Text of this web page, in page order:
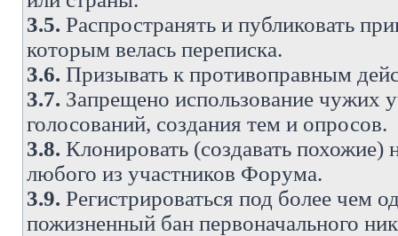
3.5. Распространять и публиковать
которым велась переписка.
3.6. Призывать к противоправным
3.7. Запрещено использование чужих
голосований, создания тем и опросов.
3.8. Клонировать (создавать похожие)
любого из участников Форума.
3.9. Регистрироваться под более чем
пожизненный бан первоначального